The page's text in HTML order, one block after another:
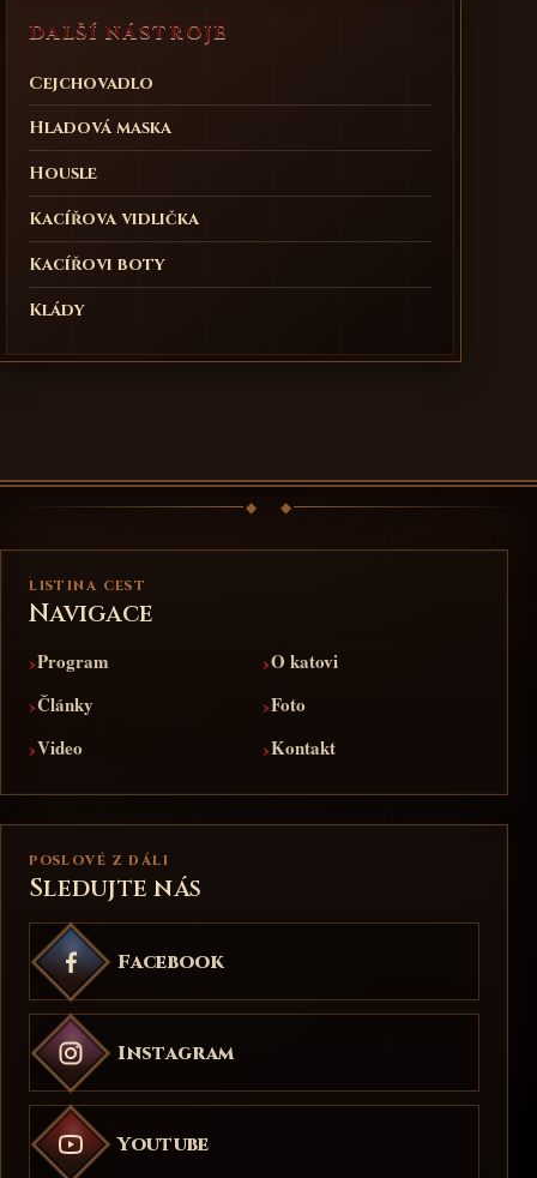
DALŠÍ NÁSTROJE
Cejchovadlo
Hladová maska
Housle
Kacířova vidlička
Kacířovi boty
Klády
LISTINA CEST
Navigace
›Program ›O katovi
›Články ›Foto
›Video ›Kontakt
POSLOVÉ Z DÁLI
Sledujte nás
Facebook
Instagram
Youtube